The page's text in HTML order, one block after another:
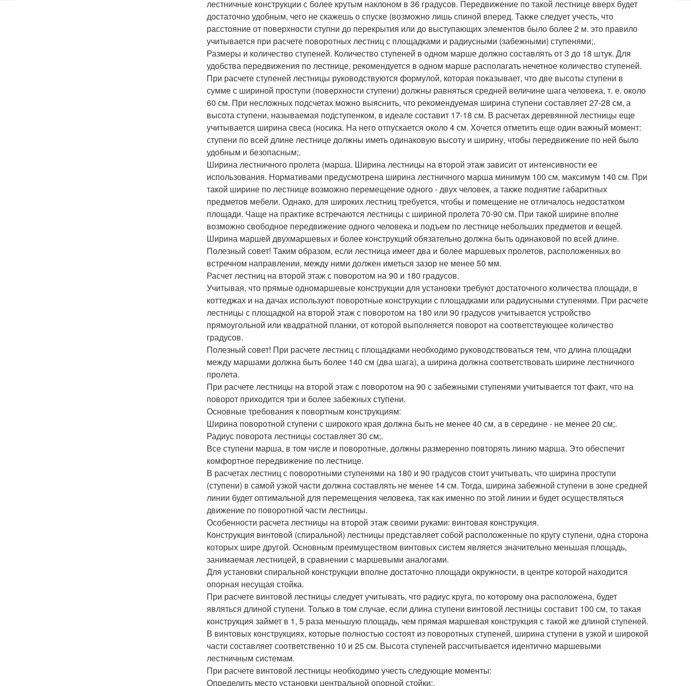
лестничные конструкции с более крутым наклоном в 36 градусов. Передвижение по такой лестнице вверх будет
достаточно удобным, чего не скажешь о спуске (возможно лишь спиной вперед. Также следует учесть, что
расстояние от поверхности ступни до перекрытия или до выступающих элементов было более 2 м. это правило
учитывается при расчете поворотных лестниц с площадками и радиусными (забежными) ступенями;.
Размеры и количество ступеней. Количество ступеней в одном марше должно составлять от 3 до 18 штук. Для
удобства передвижения по лестнице, рекомендуется в одном марше располагать нечетное количество ступеней.
При расчете ступеней лестницы руководствуются формулой, которая показывает, что две высоты ступени в
сумме с шириной проступи (поверхности ступени) должны равняться средней величине шага человека, т. е. около
60 см. При несложных подсчетах можно выяснить, что рекомендуемая ширина ступени составляет 27-28 см, а
высота ступени, называемая подступенком, в идеале составит 17-18 см. В расчетах деревянной лестницы еще
учитывается ширина свеса (носика. На него отпускается около 4 см. Хочется отметить еще один важный момент:
ступени по всей длине лестнице должны иметь одинаковую высоту и ширину, чтобы передвижение по ней было
удобным и безопасным;.
Ширина лестничного пролета (марша. Ширина лестницы на второй этаж зависит от интенсивности ее
использования. Нормативами предусмотрена ширина лестничного марша минимум 100 см, максимум 140 см. При
такой ширине по лестнице возможно перемещение одного - двух человек, а также поднятие габаритных
предметов мебели. Однако, для широких лестниц требуется, чтобы и помещение не отличалось недостатком
площади. Чаще на практике встречаются лестницы с шириной пролета 70-90 см. При такой ширине вполне
возможно свободное передвижение одного человека и подъем по лестнице небольших предметов и вещей.
Ширина маршей двухмаршевых и более конструкций обязательно должна быть одинаковой по всей длине.
Полезный совет! Таким образом, если лестница имеет два и более маршевых пролетов, расположенных во
встречном направлении, между ними должен иметься зазор не менее 50 мм.
Расчет лестниц на второй этаж с поворотом на 90 и 180 градусов.
Учитывая, что прямые одномаршевые конструкции для установки требуют достаточного количества площади, в
коттеджах и на дачах используют поворотные конструкции с площадками или радиусными ступенями. При расчете
лестницы с площадкой на второй этаж с поворотом на 180 или 90 градусов учитывается устройство
прямоугольной или квадратной планки, от которой выполняется поворот на соответствующее количество
градусов.
Полезный совет! При расчете лестниц с площадками необходимо руководствоваться тем, что длина площадки
между маршами должна быть более 140 см (два шага), а ширина должна соответствовать ширине лестничного
пролета.
При расчете лестницы на второй этаж с поворотом на 90 с забежными ступенями учитывается тот факт, что на
поворот приходится три и более забежных ступени.
Основные требования к повортным конструкциям:
Ширина поворотной ступени с широкого края должна быть не менее 40 см, а в середине - не менее 20 см;.
Радиус поворота лестницы составляет 30 см;.
Все ступени марша, в том числе и поворотные, должны размеренно повторять линию марша. Это обеспечит
комфортное передвижение по лестнице.
В расчетах лестниц с поворотными ступенями на 180 и 90 градусов стоит учитывать, что ширина проступи
(ступени) в самой узкой части должна составлять не менее 14 см. Тогда, ширина забежной ступени в зоне средней
линии будет оптимальной для перемещения человека, так как именно по этой линии и будет осуществляться
движение по поворотной части лестницы.
Особенности расчета лестницы на второй этаж своими руками: винтовая конструкция.
Конструкция винтовой (спиральной) лестницы представляет собой расположенные по кругу ступени, одна сторона
которых шире другой. Основным преимуществом винтовых систем является значительно меньшая площадь,
занимаемая лестницей, в сравнении с маршевыми аналогами.
Для установки спиральной конструкции вполне достаточно площади окружности, в центре которой находится
опорная несущая стойка.
При расчете винтовой лестницы следует учитывать, что радиус круга, по которому она расположена, будет
являться длиной ступени. Только в том случае, если длина ступени винтовой лестницы составит 100 см, то такая
конструкция займет в 1, 5 раза меньшую площадь, чем прямая маршевая конструкция с такой же длиной ступеней.
В винтовых конструкциях, которые полностью состоят из поворотных ступеней, ширина ступени в узкой и широкой
части составляет соответственно 10 и 25 см. Высота ступеней рассчитывается идентично маршевыми
лестничным системам.
При расчете винтовой лестницы необходимо учесть следующие моменты:
Определить место установки центральной опорной стойки;.